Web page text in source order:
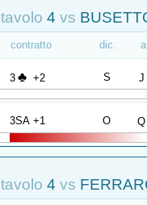
tavolo 4 vs
contratto dic.
3 ♣ +2 S J
3SA +1 O Q
tavolo 4 vs